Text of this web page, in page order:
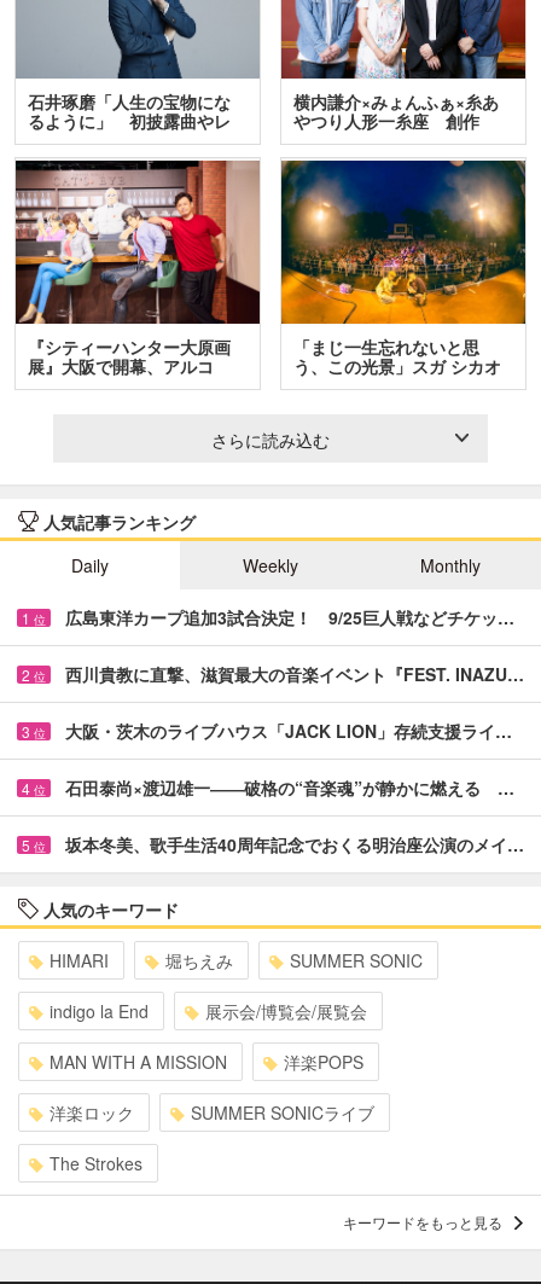
石井琢磨「人生の宝物にな
るように」 初披露曲やレ
ア…
横内謙介×みょんふぁ×糸あ
やつり人形一糸座 創作
人…
『シティーハンター大原画
展』大阪で開幕、アルコ
＆…
「まじ一生忘れないと思
う、この光景」スガ シカオ
と…
さらに読み込む
人気記事ランキング
Daily
Weekly Monthly
1 位 広島東洋カープ追加3試合決定！ 9/25巨人戦などチケッ…
2 位 西川貴教に直撃、滋賀最大の音楽イベント『FEST. INAZU…
3 位 大阪・茨木のライブハウス「JACK LION」存続支援ライ…
4 位 石田泰尚×渡辺雄一――破格の“音楽魂”が静かに燃える …
5 位 坂本冬美、歌手生活40周年記念でおくる明治座公演のメイ…
人気のキーワード
HIMARI 堀ちえみ SUMMER SONIC
indigo la End 展示会/博覧会/展覧会
MAN WITH A MISSION 洋楽POPS
洋楽ロック SUMMER SONICライブ
The Strokes
キーワードをもっと見る